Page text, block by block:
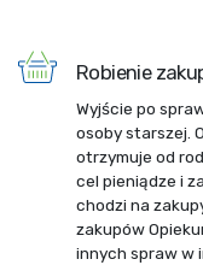
Robienie
Wyjście po
osoby starszej.
otrzymuje od
cel pieniądze i
chodzi na
zakupów
innych spraw w